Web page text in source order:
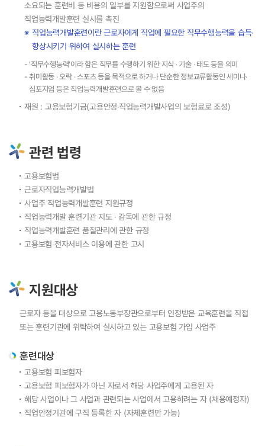
소요되는 훈련비 등 비용의 일부를 지원함으로써 사업주의
직업능력개발훈련 실시를 촉진
직업능력개발훈련이란 근로자에게 직업에 필요한 직무수행능력을 습득‧
향상시키기 위하여 실시하는 훈련
'직무수행능력’이라 함은 직무를 수행하기 위한 지식 ‧ 기술 ‧ 태도 등을 의미
취미활동 ‧ 오락 ‧ 스포츠 등을 목적으로 하거나 단순한 정보교류활동인 세미나‧
심포지엄 등은 직업능력개발훈련으로 볼 수 없음
재원 : 고용보험기금(고용안정‧직업능력개발사업의 보험료로 조성)
관련 법령
고용보험법
근로자직업능력개발법
사업주 직업능력개발훈련 지원규정
직업능력개발 훈련기관 지도 ‧ 감독에 관한 규정
직업능력개발훈련 품질관리에 관한 규정
고용보험 전자서비스 이용에 관한 고시
지원대상
근로자 등을 대상으로 고용노동부장관으로부터 인정받은 교육훈련을 직접
또는 훈련기관에 위탁하여 실시하고 있는 고용보험 가입 사업주
훈련대상
고용보험 피보험자
고용보험 피보험자가 아닌 자로서 해당 사업주에게 고용된 자
해당 사업이나 그 사업과 관련되는 사업에서 고용하려는 자 (채용예정자)
직업안정기관에 구직 등록한 자 (자체훈련만 가능)